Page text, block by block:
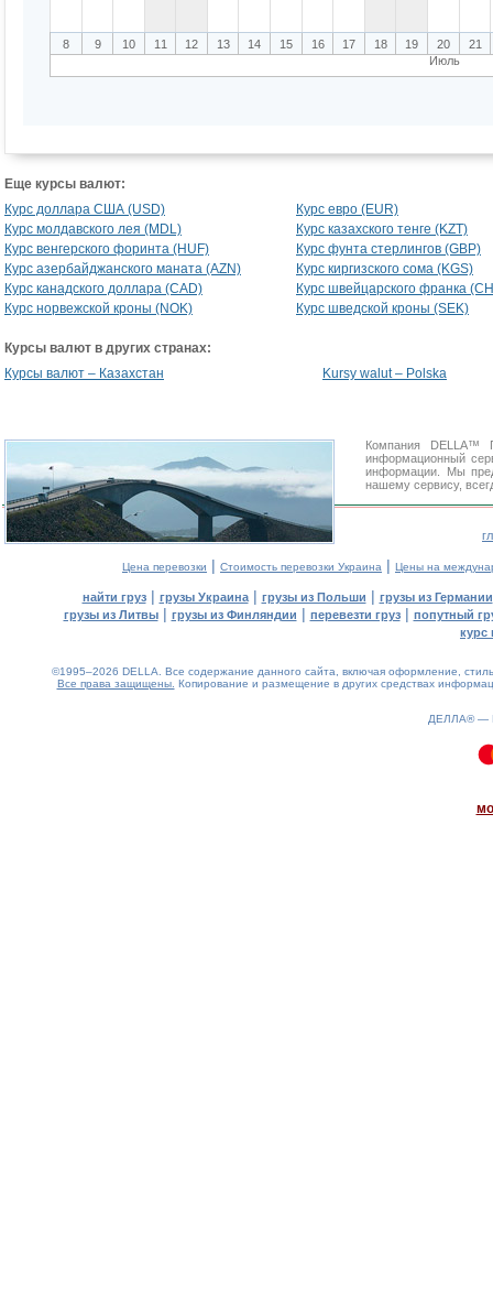
8 9 10 11 12 13 14 15 16 17 18 19 20
21
Июль
Еще курсы валют:
Курс доллара США (USD)
Курс евро (EUR)
Курс молдавского лея (MDL)
Курс казахского тенге (KZT)
Курс венгерского форинта (HUF)
Курс фунта стерлингов (GBP)
Курс азербайджанского маната (AZN)
Курс киргизского сома (KGS)
Курс канадского доллара (CAD)
Курс швейцарского франка
Курс норвежской кроны (NOK)
Курс шведской кроны (SEK)
Курсы валют в других странах:
Курсы валют – Казахстан
Kursy walut – Polska
Компания DELLA™
информационный
информации. Мы
нашему сервису,
Цена перевозки | Стоимость перевозки Украина | Цены на
найти груз| грузы Украина| грузы из Польши | грузы из Германии
грузы из Литвы| грузы из Финляндии | перевезти груз| попутный
курс
©1995–2026 DELLA. Все содержание данного сайта, включая оформление,
Все права защищены. Копирование и размещение в других средствах
ДЕЛЛА® —